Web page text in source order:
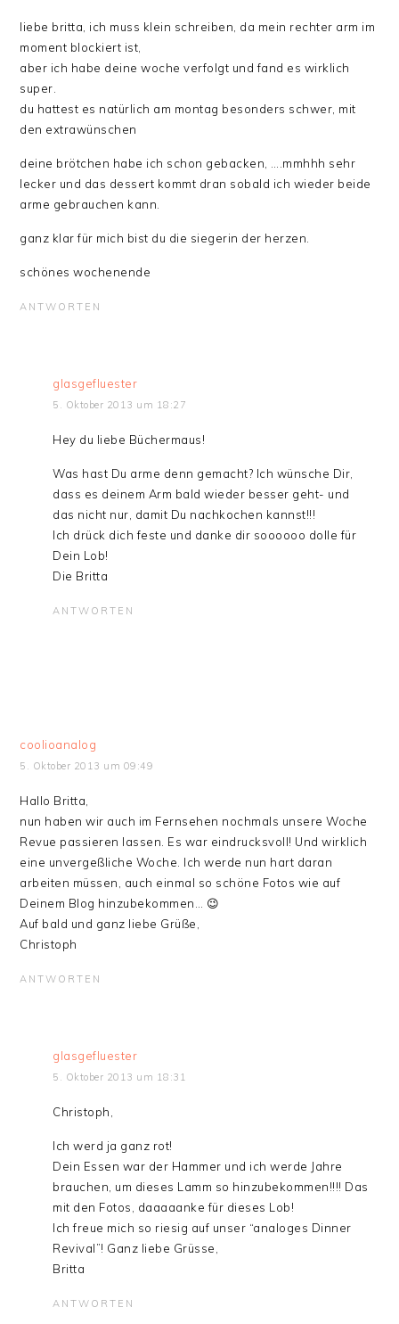
liebe britta, ich muss klein schreiben, da mein rechter arm im
moment blockiert ist,
aber ich habe deine woche verfolgt und fand es wirklich
super.
du hattest es natürlich am montag besonders schwer, mit
den extrawünschen
deine brötchen habe ich schon gebacken, ….mmhhh sehr
lecker und das dessert kommt dran sobald ich wieder beide
arme gebrauchen kann.
ganz klar für mich bist du die siegerin der herzen.
schönes wochenende
ANTWORTEN
glasgefluester
5. Oktober 2013 um 18:27
Hey du liebe Büchermaus!
Was hast Du arme denn gemacht? Ich wünsche Dir,
dass es deinem Arm bald wieder besser geht- und
das nicht nur, damit Du nachkochen kannst!!!
Ich drück dich feste und danke dir soooooo dolle für
Dein Lob!
Die Britta
ANTWORTEN
coolioanalog
5. Oktober 2013 um 09:49
Hallo Britta,
nun haben wir auch im Fernsehen nochmals unsere Woche
Revue passieren lassen. Es war eindrucksvoll! Und wirklich
eine unvergeßliche Woche. Ich werde nun hart daran
arbeiten müssen, auch einmal so schöne Fotos wie auf
Deinem Blog hinzubekommen… 😉
Auf bald und ganz liebe Grüße,
Christoph
ANTWORTEN
glasgefluester
5. Oktober 2013 um 18:31
Christoph,
Ich werd ja ganz rot!
Dein Essen war der Hammer und ich werde Jahre
brauchen, um dieses Lamm so hinzubekommen!!!! Das
mit den Fotos, daaaaanke für dieses Lob!
Ich freue mich so riesig auf unser “analoges Dinner
Revival”! Ganz liebe Grüsse,
Britta
ANTWORTEN